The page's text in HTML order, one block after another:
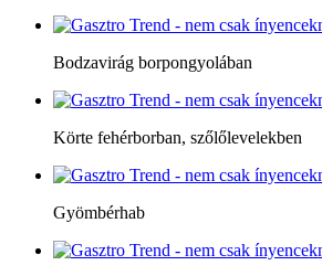
Bodzavirág borpongyolában
Körte fehérborban, szőlőlevelekben
Gyömbérhab